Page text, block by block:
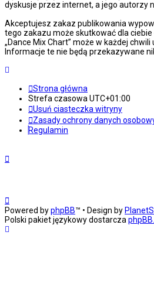
dyskusje przez internet, a jego autorzy
Akceptujesz zakaz publikowania
tego zakazu może skutkować dla
„Dance Mix Chart” może w każdej
Informacje te nie będą przekazywane
Strona główna
Strefa czasowa UTC+01:00
Usuń ciasteczka witryny
Zasady ochrony danych
Regulamin
Powered byphpBB™ • Design by
Polski pakiet językowy dostarcza